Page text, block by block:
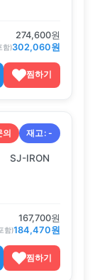
274,600원
함)302,060원
찜하기
의 재고:-
SJ-IRON
167,700원
함)184,470원
찜하기